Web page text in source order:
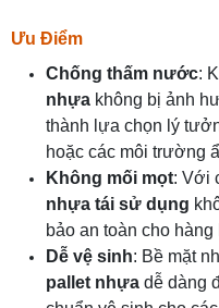
Ưu Điểm
Chống thấm nước:
nhựa không bị ảnh
thành lựa chọn lý
hoặc các môi trường
Không mối mọt: Với
nhựa tái sử dụng
bảo an toàn cho
Dễ vệ sinh: Bề mặt
pallet nhựa dễ dàng